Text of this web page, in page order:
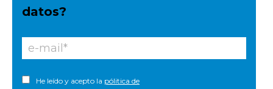
datos?
He leído y acepto la pólitica de